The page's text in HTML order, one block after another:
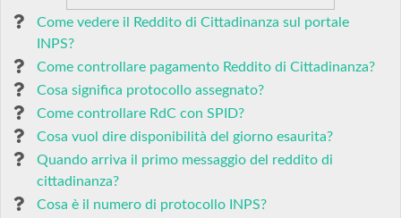
Come vedere il Reddito di Cittadinanza sul portale
INPS?
Come controllare pagamento Reddito di Cittadinanza?
Cosa significa protocollo assegnato?
Come controllare RdC con SPID?
Cosa vuol dire disponibilità del giorno esaurita?
Quando arriva il primo messaggio del reddito di
cittadinanza?
Cosa è il numero di protocollo INPS?